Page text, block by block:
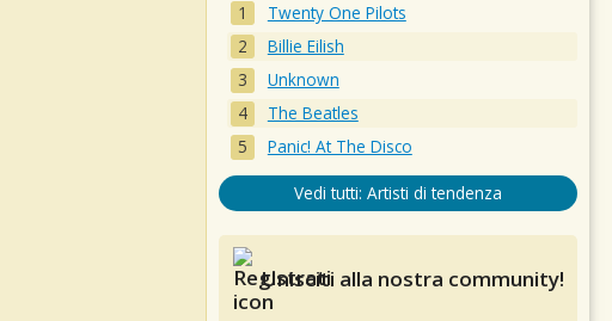
Twenty One Pilots
Billie Eilish
Unknown
The Beatles
Panic! At The Disco
Vedi tutti: Artisti di tendenza
Unisciti alla nostra community!